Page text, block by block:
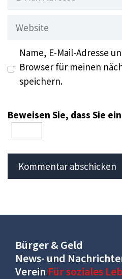
Website
Name, E-Mail-Adresse
Browser für meinen
speichern.
Beweisen Sie, dass Sie
Bürger & Geld
News- und
Verein Für soziales